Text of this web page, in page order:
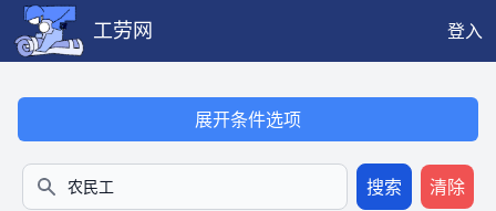
工劳网
登入
展开条件选项
搜索
搜索 清除